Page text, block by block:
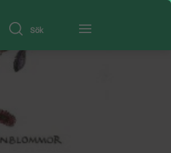
Sök